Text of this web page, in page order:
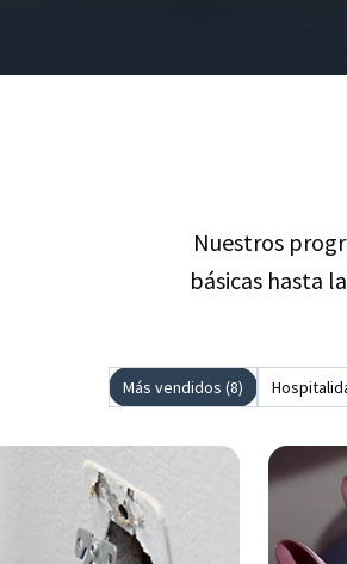
Nuestros
básicas hasta
Más vendidos (8)